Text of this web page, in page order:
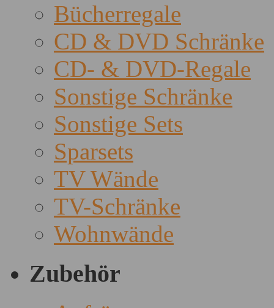
Bücherregale
CD & DVD Schränke
CD- & DVD-Regale
Sonstige Schränke
Sonstige Sets
Sparsets
TV Wände
TV-Schränke
Wohnwände
Zubehör